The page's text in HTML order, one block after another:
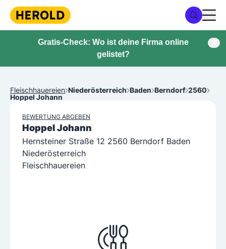
Gratis-Check: Wo ist deine Firma online
gelistet?
Fleischhauereien Niederösterreich Baden Berndorf 2560
Hoppel Johann
BEWERTUNG ABGEBEN
Hoppel Johann
Hernsteiner Straße 12 2560 Berndorf Baden
Niederösterreich
Fleischhauereien